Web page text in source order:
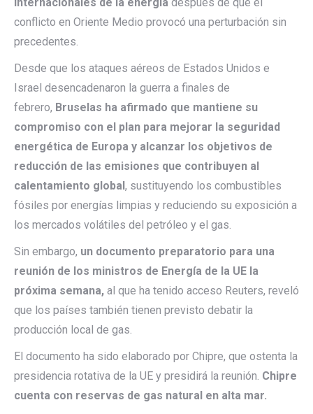
conflicto en Oriente Medio provocó una perturbación sin
precedentes.
Desde que los ataques aéreos de Estados Unidos e
Israel desencadenaron la guerra a finales de
febrero, Bruselas ha afirmado que mantiene su
compromiso con el plan para mejorar la seguridad
energética de Europa y alcanzar los objetivos de
reducción de las emisiones que contribuyen al
calentamiento global, sustituyendo los combustibles
fósiles por energías limpias y reduciendo su exposición a
los mercados volátiles del petróleo y el gas.
Sin embargo, un documento preparatorio para una
reunión de los ministros de Energía de la UE la
próxima semana, al que ha tenido acceso Reuters, reveló
que los países también tienen previsto debatir la
producción local de gas.
El documento ha sido elaborado por Chipre, que ostenta la
presidencia rotativa de la UE y presidirá la reunión. Chipre
cuenta con reservas de gas natural en alta mar.